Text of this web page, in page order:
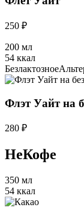
250 ₽
200 мл
54 ккал
Безлактозное
Флэт Уайт на
280 ₽
НеКофе
350 мл
54 ккал